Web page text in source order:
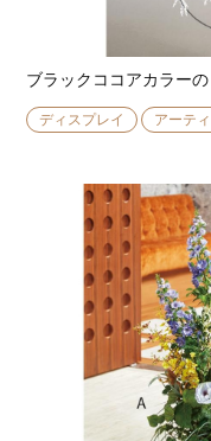
ブラックココアカラー
ディスプレイ アーテ